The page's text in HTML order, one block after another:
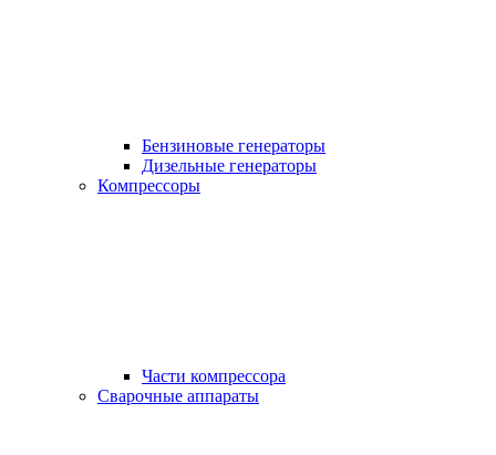
Бензиновые генераторы
Дизельные генераторы
Компрессоры
Части компрессора
Сварочные аппараты